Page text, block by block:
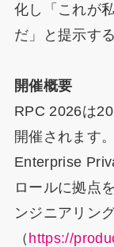
化し「これが
だ」と提示す
開催概要
RPC 2026は
開催されます
Enterprise
ロールに拠点
ンジニアリン
（ https://